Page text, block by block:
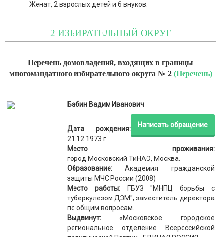
Женат, 2 взрослых детей и 6 внуков.
2 ИЗБИРАТЕЛЬНЫЙ ОКРУГ
Перечень домовладений, входящих в границы
многомандатного избирательного округа № 2 (Перечень)
Бабин Вадим Иванович
Написать обращение
Дата рождения:
21.12.1973 г.
Место проживания:
город Московский ТиНАО, Москва.
Образование:Академия гражданской
защиты МЧС России (2008)
Место работы:ГБУЗ "МНПЦ борьбы с
туберкулезом ДЗМ", заместитель директора
по общим вопросам.
Выдвинут:«Московское городское
региональное отделение Всероссийской